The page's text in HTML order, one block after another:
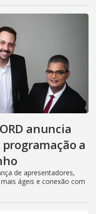
anuncia
a
de apresentadores,
ágeis e conexão com